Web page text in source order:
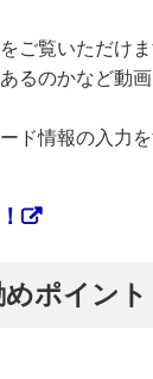
ご覧いただけま
るのかなど動
ド情報の入力
ポイント